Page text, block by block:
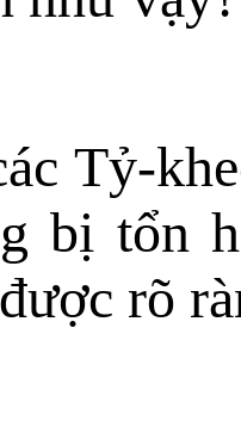
Tỷ-
bị tổn
rõ